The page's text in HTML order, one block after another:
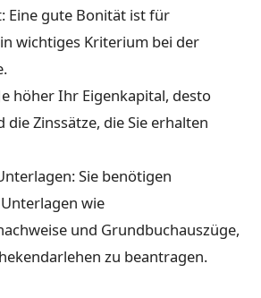
Eine gute Bonität ist für
wichtiges Kriterium bei der
höher Ihr Eigenkapital, desto
die Zinssätze, die Sie erhalten
Sie benötigen
wie
und Grundbuchauszüge,
zu beantragen.